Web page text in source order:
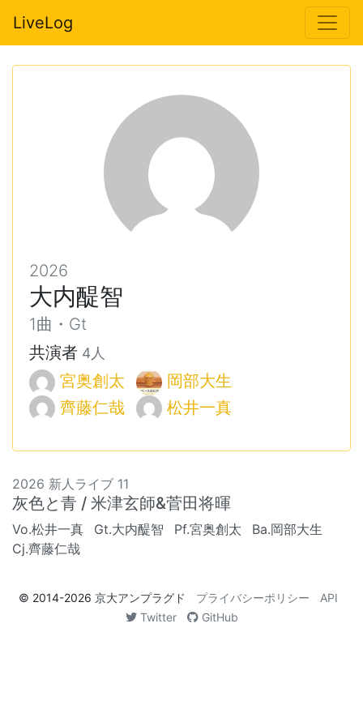
LiveLog
2026
大内醍智
1曲・Gt
共演者 4人
宮奥創太
岡部大生
齊藤仁哉
松井一真
2026 新人ライブ 11
灰色と青 / 米津玄師&菅田将暉
Vo.松井一真 Gt.大内醍智 Pf.宮奥創太
Ba.岡部大生
Cj.齊藤仁哉
© 2014-2026 京大アンプラグド プライバシーポリシー
API
Twitter
GitHub